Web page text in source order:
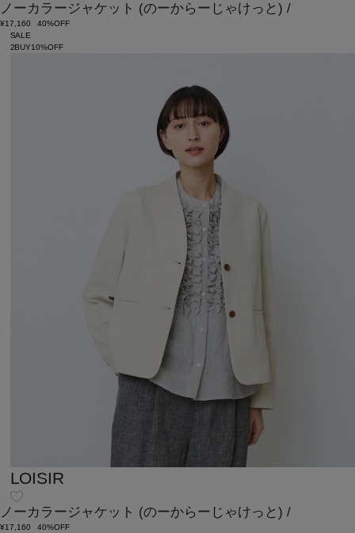
ノーカラージャケット (のーからーじゃけっと) /
¥17,160
40%OFF
SALE
2BUY10%OFF
LOISIR
ノーカラージャケット (のーからーじゃけっと) /
¥17,160
40%OFF